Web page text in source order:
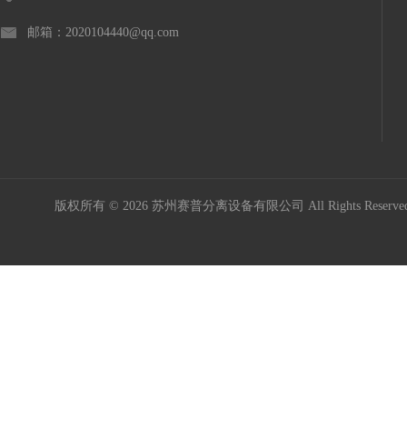
邮箱：2020104440@qq.com
版权所有 © 2026 苏州赛普分离设备有限公司 All Rights